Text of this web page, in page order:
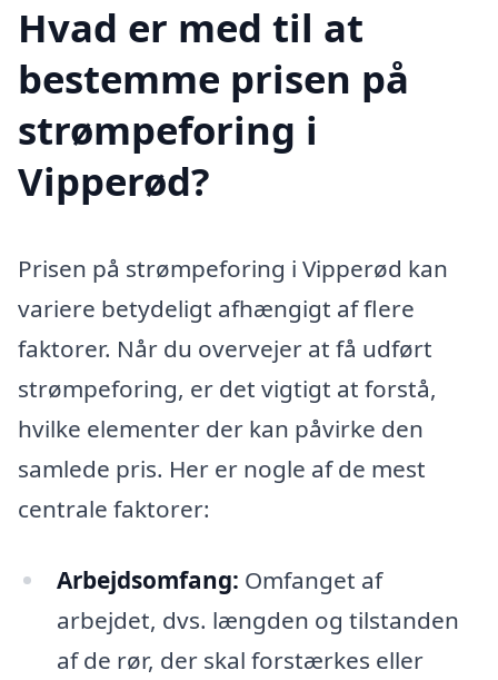
Hvad er med til at
bestemme prisen på
strømpeforing i
Vipperød?
Prisen på strømpeforing i Vipperød kan
variere betydeligt afhængigt af flere
faktorer. Når du overvejer at få udført
strømpeforing, er det vigtigt at forstå,
hvilke elementer der kan påvirke den
samlede pris. Her er nogle af de mest
centrale faktorer:
Arbejdsomfang: Omfanget af
arbejdet, dvs. længden og tilstanden
af de rør, der skal forstærkes eller